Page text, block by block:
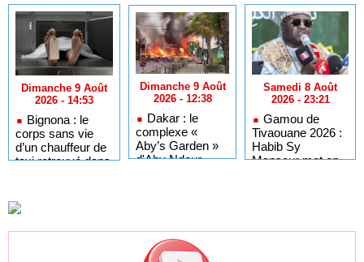
Dimanche 9 Août
2026 - 14:53
Bignona : le
corps sans vie
d’un chauffeur de
taxi retrouvé dans
Dimanche 9 Août
2026 - 12:38
Dakar : le
complexe «
Aby’s Garden »
d'Aby Ndour
Samedi 8 Août
2026 - 23:21
Gamou de
Tivaouane 2026 :
Habib Sy
Mansour met en